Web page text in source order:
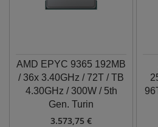
AMD EPYC 9365 192MB
/ 36x 3.40GHz / 72T / TB
4.30GHz / 300W / 5th
Gen. Turin
3.573,75 €